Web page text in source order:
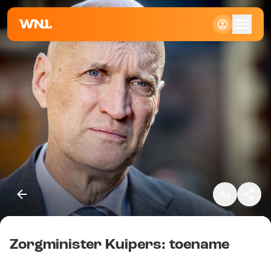
Kopieer link
Zorgminister Kuipers: toename